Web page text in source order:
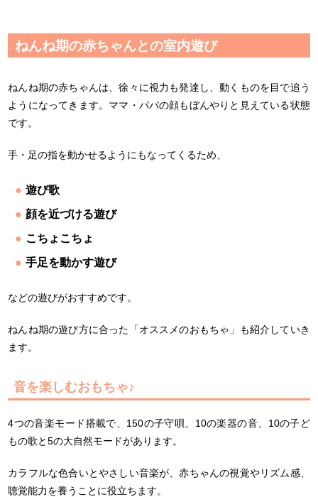
ねんね期の赤ちゃんとの室内遊び
ねんね期の赤ちゃんは、徐々に視力も発達し、動くものを目で追う
ようになってきます。ママ・パパの顔もぼんやりと見えている状態
です。
手・足の指を動かせるようにもなってくるため、
遊び歌
顔を近づける遊び
こちょこちょ
手足を動かす遊び
などの遊びがおすすめです。
ねんね期の遊び方に合った「オススメのおもちゃ」も紹介していき
ます。
音を楽しむおもちゃ♪
4つの音楽モード搭載で、150の子守唄、10の楽器の音、10の子ど
もの歌と5の大自然モードがあります。
カラフルな色合いとやさしい音楽が、赤ちゃんの視覚やリズム感、
聴覚能力を養うことに役立ちます。